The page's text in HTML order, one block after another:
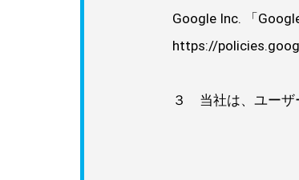
Google Inc. 「
https://
３ 当社は、ユーザ